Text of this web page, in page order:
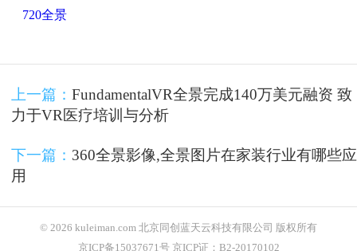
720全景
上一篇： FundamentalVR全景完成140万美元融资 致
力于VR医疗培训与分析
下一篇： 360全景影像,全景图片在家装行业有哪些应
用
© 2026 kuleiman.com 北京同创蓝天云科技有限公司 版权所有
京ICP备15037671号 京ICP证：B2-20170102